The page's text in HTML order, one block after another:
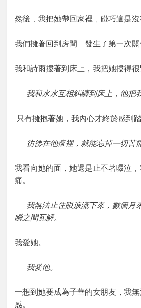
然後，我把她帶回家裡，碰巧這是沒
我們擁著回到房間，發生了第一次關
我和詩雨摟著到床上，我把她摟得很
我和水水互相糾纏到床上，他把我
只有擁抱著她，我內心才終於感到踏
彷彿在他懷裡，就能忘掉一切苦痛
我看向她的面，她還是止不著啜泣
痛。
我無法止住眼淚流下來，數個月
瞬之間瓦解。
我愛她。
我愛他。
一想到她要成為子華的女朋友，我
感。